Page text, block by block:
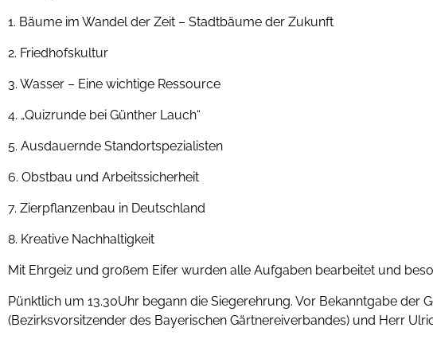
1. Bäume im Wandel der Zeit – Stadtbäume der Zukunft
2. Friedhofskultur
3. Wasser – Eine wichtige Ressource
4. „Quizrunde bei Günther Lauch“
5. Ausdauernde Standortspezialisten
6. Obstbau und Arbeitssicherheit
7. Zierpflanzenbau in Deutschland
8. Kreative Nachhaltigkeit
Mit Ehrgeiz und großem Eifer wurden alle Aufgaben bearbeitet und
Pünktlich um 13.30Uhr begann die Siegerehrung. Vor Bekanntgabe
(Bezirksvorsitzender des Bayerischen Gärtnereiverbandes) und Herr